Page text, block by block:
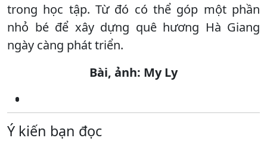
trong học tập. Từ đó có thể góp một phần
nhỏ bé để xây dựng quê hương Hà Giang
ngày càng phát triển.
Bài, ảnh: My Ly
Ý kiến bạn đọc